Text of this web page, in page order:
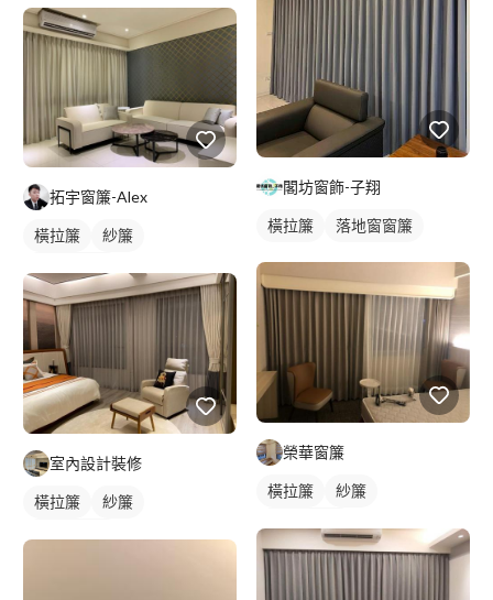
拓宇窗簾-Alex
橫拉簾
紗簾
室內設計裝修
橫拉簾
紗簾
閣坊窗飾-子翔
橫拉簾 落地窗窗簾
榮華窗簾
橫拉簾
紗簾